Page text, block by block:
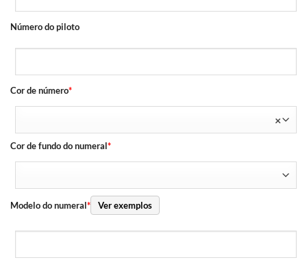
Número do piloto
Cor de número*
×
Cor de fundo do numeral*
Modelo do numeral* Ver exemplos